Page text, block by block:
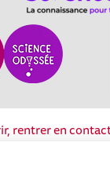
rentrer en
technique et